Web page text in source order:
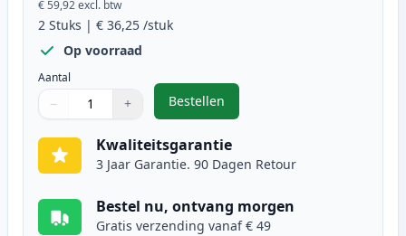
€ 59,92excl. btw
2 Stuks | € 36,25 /stuk
Op voorraad
Aantal
Gebruik de knoppen om aan te passen
− +
1
Bestellen
,2 stuks Canon FX-10
Kwaliteitsgarantie
3 Jaar Garantie. 90 Dagen Retour
Bestel nu, ontvang morgen
Gratis verzending vanaf € 49